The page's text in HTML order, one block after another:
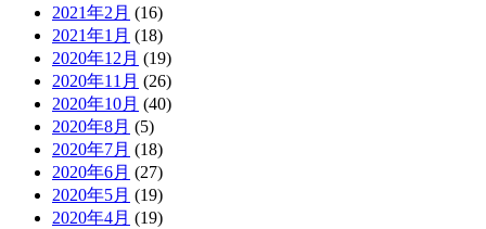
2021年2月 (16)
2021年1月 (18)
2020年12月 (19)
2020年11月 (26)
2020年10月 (40)
2020年8月 (5)
2020年7月 (18)
2020年6月 (27)
2020年5月 (19)
2020年4月 (19)